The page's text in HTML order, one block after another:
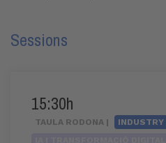
Sessions
15:30h
TAULA RODONA |
INDUSTRY